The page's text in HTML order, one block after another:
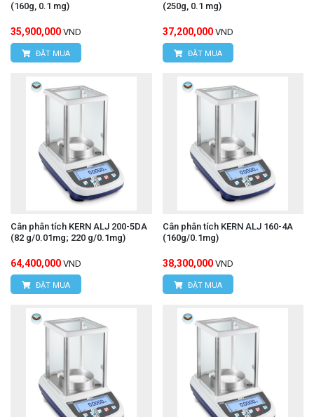
(160g, 0.1 mg)
35,900,000 VND
ĐẶT MUA
(250g, 0.1 mg)
37,200,000 VND
ĐẶT MUA
Cân phân tích KERN ALJ 200-5DA
(82 g/0.01mg; 220 g/0.1mg)
64,400,000 VND
ĐẶT MUA
Cân phân tích KERN ALJ 160-4A
(160g/0.1mg)
38,300,000 VND
ĐẶT MUA